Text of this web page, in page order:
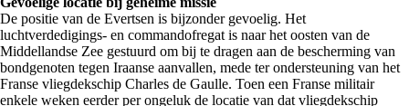
De positie van de Evertsen is bijzonder gevoelig. Het
luchtverdedigings- en commandofregat is naar het oosten van de
Middellandse Zee gestuurd om bij te dragen aan de bescherming van
bondgenoten tegen Iraanse aanvallen, mede ter ondersteuning van het
Franse vliegdekschip Charles de Gaulle. Toen een Franse militair
enkele weken eerder per ongeluk de locatie van dat vliegdekschip